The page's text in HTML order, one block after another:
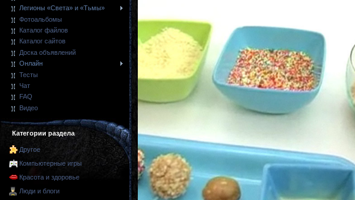
Легионы «Света» и «Тьмы»
Фотоальбомы
Каталог файлов
Каталог сайтов
Доска объявлений
Онлайн
Тесты
Чат
FAQ
Видео
Категории раздела
Другое
Компьютерные игры
Красота и здоровье
Люди и блоги